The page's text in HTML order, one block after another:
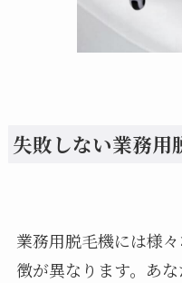
失敗しない業務用
業務用脱毛機には様
徴が異なります。あ